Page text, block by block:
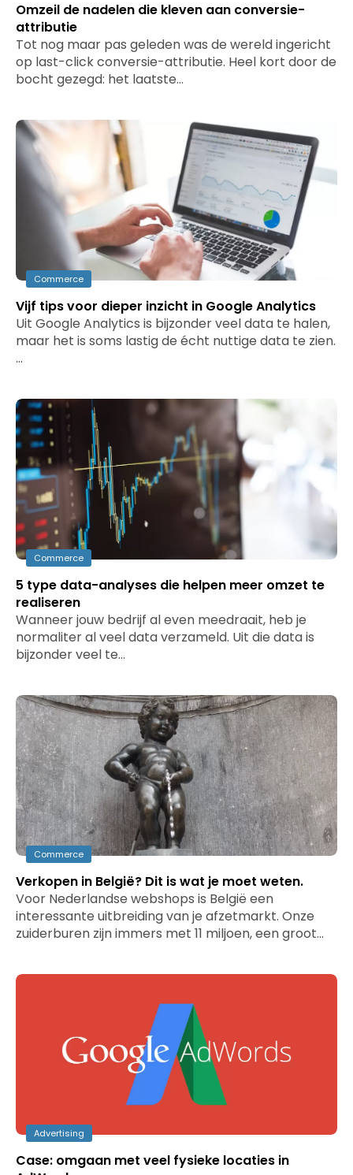
Omzeil de nadelen die kleven aan conversie-
attributie
Tot nog maar pas geleden was de wereld ingericht
op last-click conversie-attributie. Heel kort door de
bocht gezegd: het laatste…
Commerce
Vijf tips voor dieper inzicht in Google Analytics
Uit Google Analytics is bijzonder veel data te halen,
maar het is soms lastig de écht nuttige data te zien.
…
Commerce
5 type data-analyses die helpen meer omzet te
realiseren
Wanneer jouw bedrijf al even meedraait, heb je
normaliter al veel data verzameld. Uit die data is
bijzonder veel te…
Commerce
Verkopen in België? Dit is wat je moet weten.
Voor Nederlandse webshops is België een
interessante uitbreiding van je afzetmarkt. Onze
zuiderburen zijn immers met 11 miljoen, een groot…
Advertising
Case: omgaan met veel fysieke locaties in